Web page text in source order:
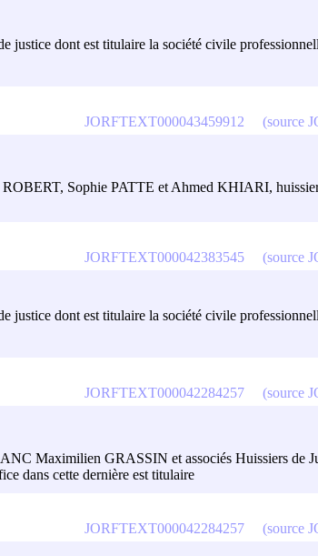
justice dont est titulaire la société civile
Sophie PATTE et Ahmed KHIARI,
JORFTEXT000043459912 (source
justice dont est titulaire la société civile
JORFTEXT000042383545 (source
Maximilien GRASSIN et associés Huissiers de
dans cette dernière est titulaire
JORFTEXT000042284257 (source
JORFTEXT000042284257 (source